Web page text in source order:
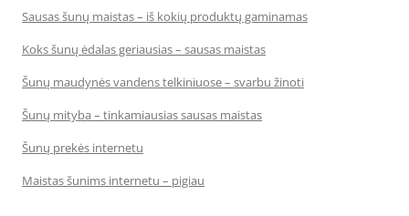
Sausas šunų maistas – iš kokių produktų gaminamas
Koks šunų ėdalas geriausias – sausas maistas
Šunų maudynės vandens telkiniuose – svarbu žinoti
Šunų mityba – tinkamiausias sausas maistas
Šunų prekės internetu
Maistas šunims internetu – pigiau